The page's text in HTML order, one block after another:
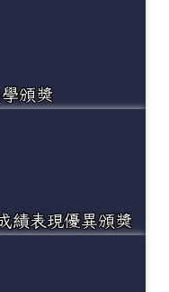
頒獎
績表現優異頒獎